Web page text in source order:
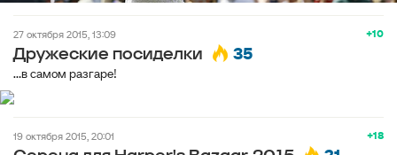
+10
27 октября 2015, 13:09
Дружеские посиделки 35
...в самом разгаре!
+18
19 октября 2015, 20:01